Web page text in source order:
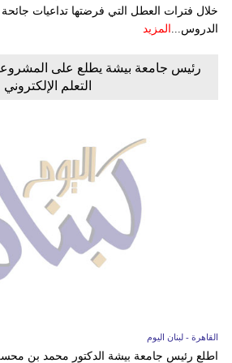
خلال فترات العطل التي فرضتها تداعيات
الدروس... المزيد
رئيس جامعة بيشة يطلع على
التعلم الإلكتروني
القاهرة - لبنان اليوم
اطلع رئيس جامعة بيشة الدكتور محمد بن